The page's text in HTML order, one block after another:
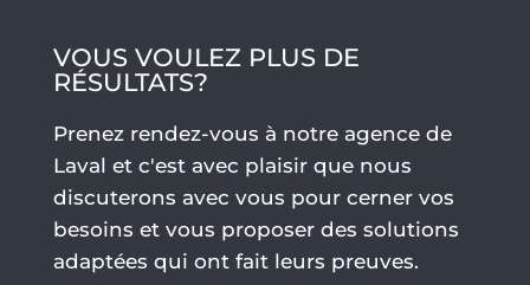
VOUS VOULEZ PLUS DE
RÉSULTATS?
Prenez rendez-vous à notre agence de
Laval et c'est avec plaisir que nous
discuterons avec vous pour cerner vos
besoins et vous proposer des solutions
adaptées qui ont fait leurs preuves.